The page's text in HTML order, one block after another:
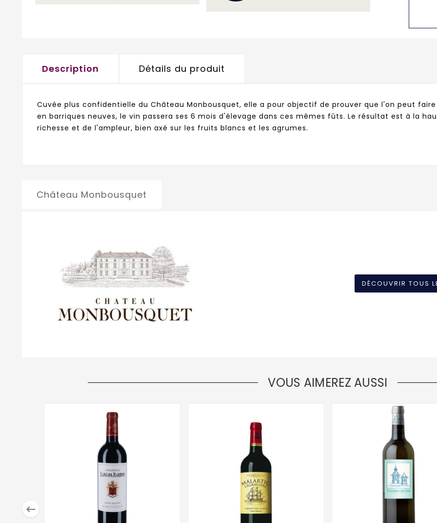
Description Détails du produit
Cuvée plus confidentielle du Château Monbousquet, elle a pour objectif de prouver que l'on peut
en barriques neuves, le vin passera ses 6 mois d'élevage dans ces mêmes fûts. Le résultat est à la
richesse et de l'ampleur, bien axé sur les fruits blancs et les agrumes.
Château Monbousquet
DÉCOUVRIR TOUS
VOUS AIMEREZ AUSSI
